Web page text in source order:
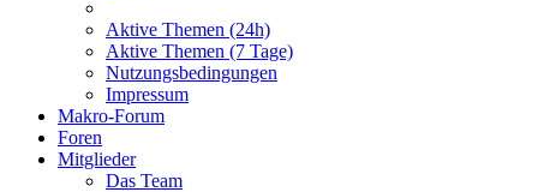
Aktive Themen (24h)
Aktive Themen (7 Tage)
Nutzungsbedingungen
Impressum
Makro-Forum
Foren
Mitglieder
Das Team